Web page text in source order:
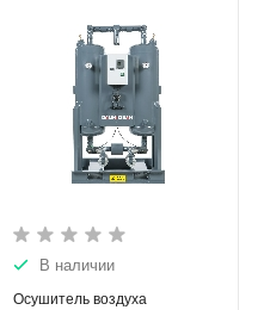
В наличии
Осушитель воздуха